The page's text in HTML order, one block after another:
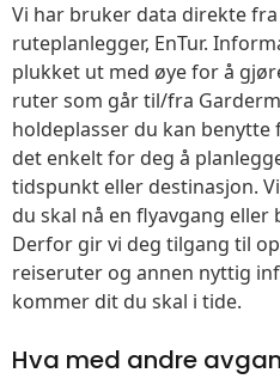
Vi har bruker data direkte
ruteplanlegger, EnTur.
plukket ut med øye for å
ruter som går til/fra
holdeplasser du kan
det enkelt for deg å
tidspunkt eller destinasjon.
du skal nå en flyavgang
Derfor gir vi deg tilgang til
reiseruter og annen nyttig
kommer dit du skal i tide.
Hva med andre